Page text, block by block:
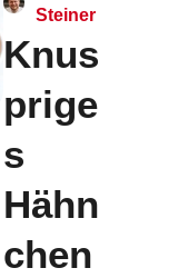
Steiner
Knus
prige
s
Hähn
chen